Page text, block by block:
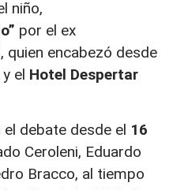
niño,
por el ex
, quien encabezó desde
el Hotel Despertar
debate desde el 16
Ceroleni, Eduardo
Bracco, al tiempo